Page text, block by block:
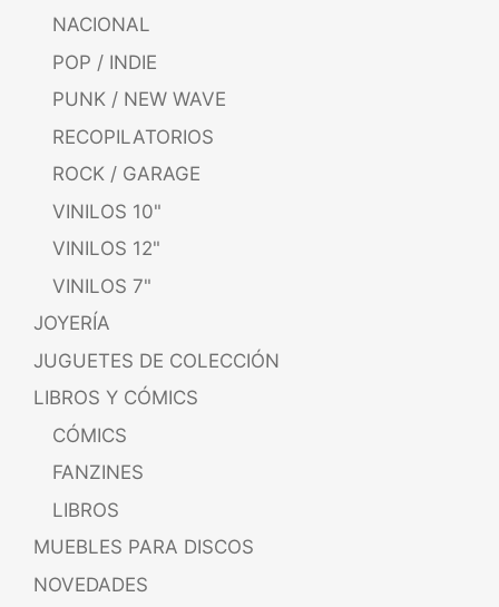
NACIONAL
POP / INDIE
PUNK / NEW WAVE
RECOPILATORIOS
ROCK / GARAGE
VINILOS 10"
VINILOS 12"
VINILOS 7"
JOYERÍA
JUGUETES DE COLECCIÓN
LIBROS Y CÓMICS
CÓMICS
FANZINES
LIBROS
MUEBLES PARA DISCOS
NOVEDADES